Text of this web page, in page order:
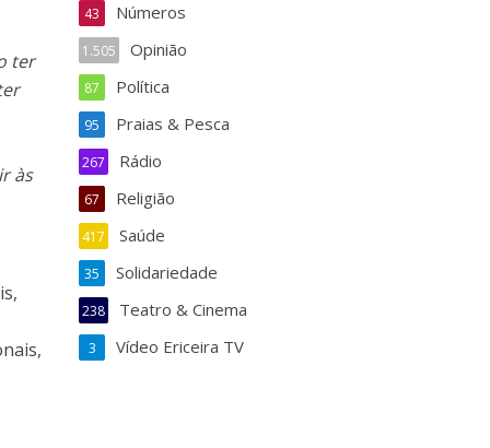
ter
às
Números
43
Opinião
1.505
Política
87
Praias & Pesca
95
Rádio
267
Religião
67
Saúde
417
Solidariedade
35
Teatro & Cinema
238
Vídeo Ericeira TV
3